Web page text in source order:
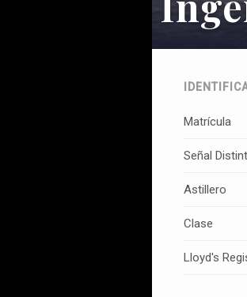
Matrícula
Señal
Astillero
Clase
Lloyd's